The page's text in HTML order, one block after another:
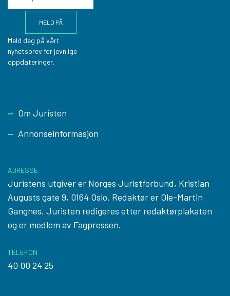
Meld deg på vårt
nyhetsbrev for jevnlige
oppdateringer.
Footer
Om Juristen
Annonseinformasjon
ADRESSE
Juristens utgiver er Norges Juristforbund, Kristian
Augusts gate 9, 0164 Oslo. Redaktør er Ole-Martin
Gangnes. Juristen redigeres etter redaktørplakaten
og er medlem av Fagpressen.
TELEFON
40 00 24 25